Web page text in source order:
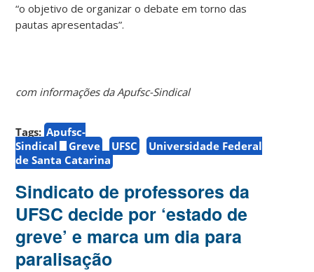
“o objetivo de organizar o debate em torno das
pautas apresentadas”.
com informações da Apufsc-Sindical
Tags: Apufsc-
Sindical
Greve UFSC
Universidade Federal
de Santa Catarina
Sindicato de professores da
UFSC decide por ‘estado de
greve’ e marca um dia para
paralisação